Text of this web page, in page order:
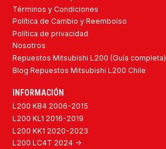
Términos y Condiciones
Política de Cambio y Reembolso
Política de privacidad
Nosotros
Repuestos Mitsubishi L200 (Guía completa)
Blog Repuestos Mitsubishi L200 Chile
INFORMACIÓN
L200 KB4 2006-2015
L200 KL1 2016-2019
L200 KK1 2020-2023
L200 LC4T 2024 ->